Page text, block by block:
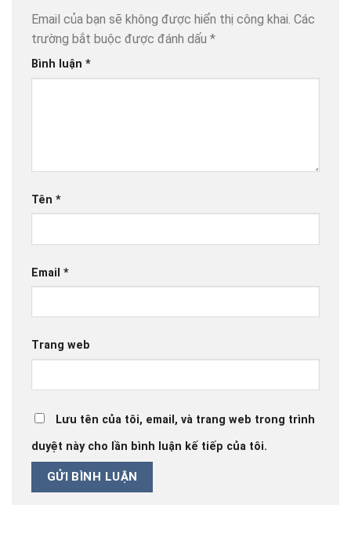
Email của bạn sẽ không được hiển thị công khai. Các
trường bắt buộc được đánh dấu *
Bình luận *
Tên *
Email *
Trang web
Lưu tên của tôi, email, và trang web trong trình
duyệt này cho lần bình luận kế tiếp của tôi.